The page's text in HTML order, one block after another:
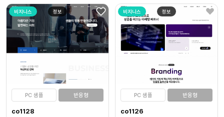
정보
비지니스
PC 샘플 반응형
co1128
정보
비지니스
PC 샘플 반응형
co1126